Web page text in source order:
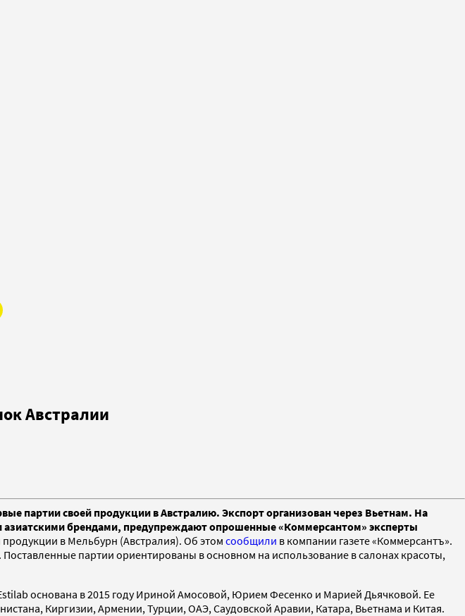
Австралии
партии своей продукции в Австралию. Экспорт организован через Вьетнам. На
брендами, предупреждают опрошенные «Коммерсантом» эксперты
в Мельбурн (Австралия). Об этом сообщили в компании газете «Коммерсантъ».
партии ориентированы в основном на использование в салонах красоты,
основана в 2015 году Ириной Амосовой, Юрием Фесенко и Марией Дьячковой. Ее
Киргизии, Армении, Турции, ОАЭ, Саудовской Аравии, Катара, Вьетнама и Китая.